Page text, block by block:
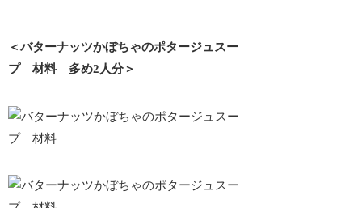
＜バターナッツかぼちゃのポタージュスー
プ 材料 多め2人分＞